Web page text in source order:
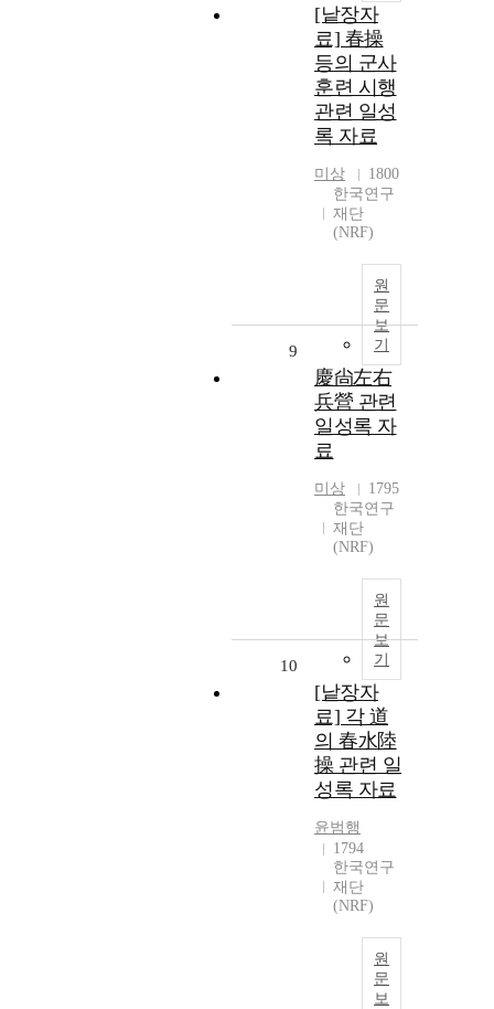
[낱장자
료] 春操
등의 군사
훈련 시행
관련 일성
록 자료
미상
1800
한국연구
재단
(NRF)
원
문
보
기
9
慶尙左右
兵營 관련
일성록 자
료
미상
1795
한국연구
재단
(NRF)
원
문
보
기
10
[낱장자
료] 각 道
의 春水陸
操 관련 일
성록 자료
윤범행
1794
한국연구
재단
(NRF)
원
문
보